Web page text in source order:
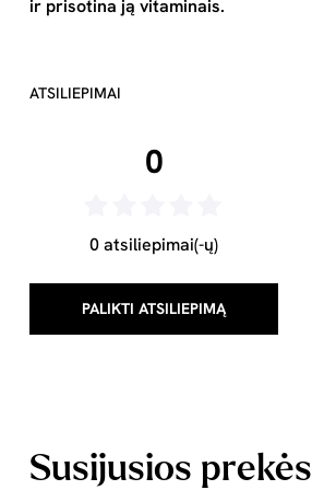
ir prisotina ją vitaminais.
ATSILIEPIMAI
0
0 atsiliepimai(-ų)
PALIKTI ATSILIEPIMĄ
Susijusios prekės